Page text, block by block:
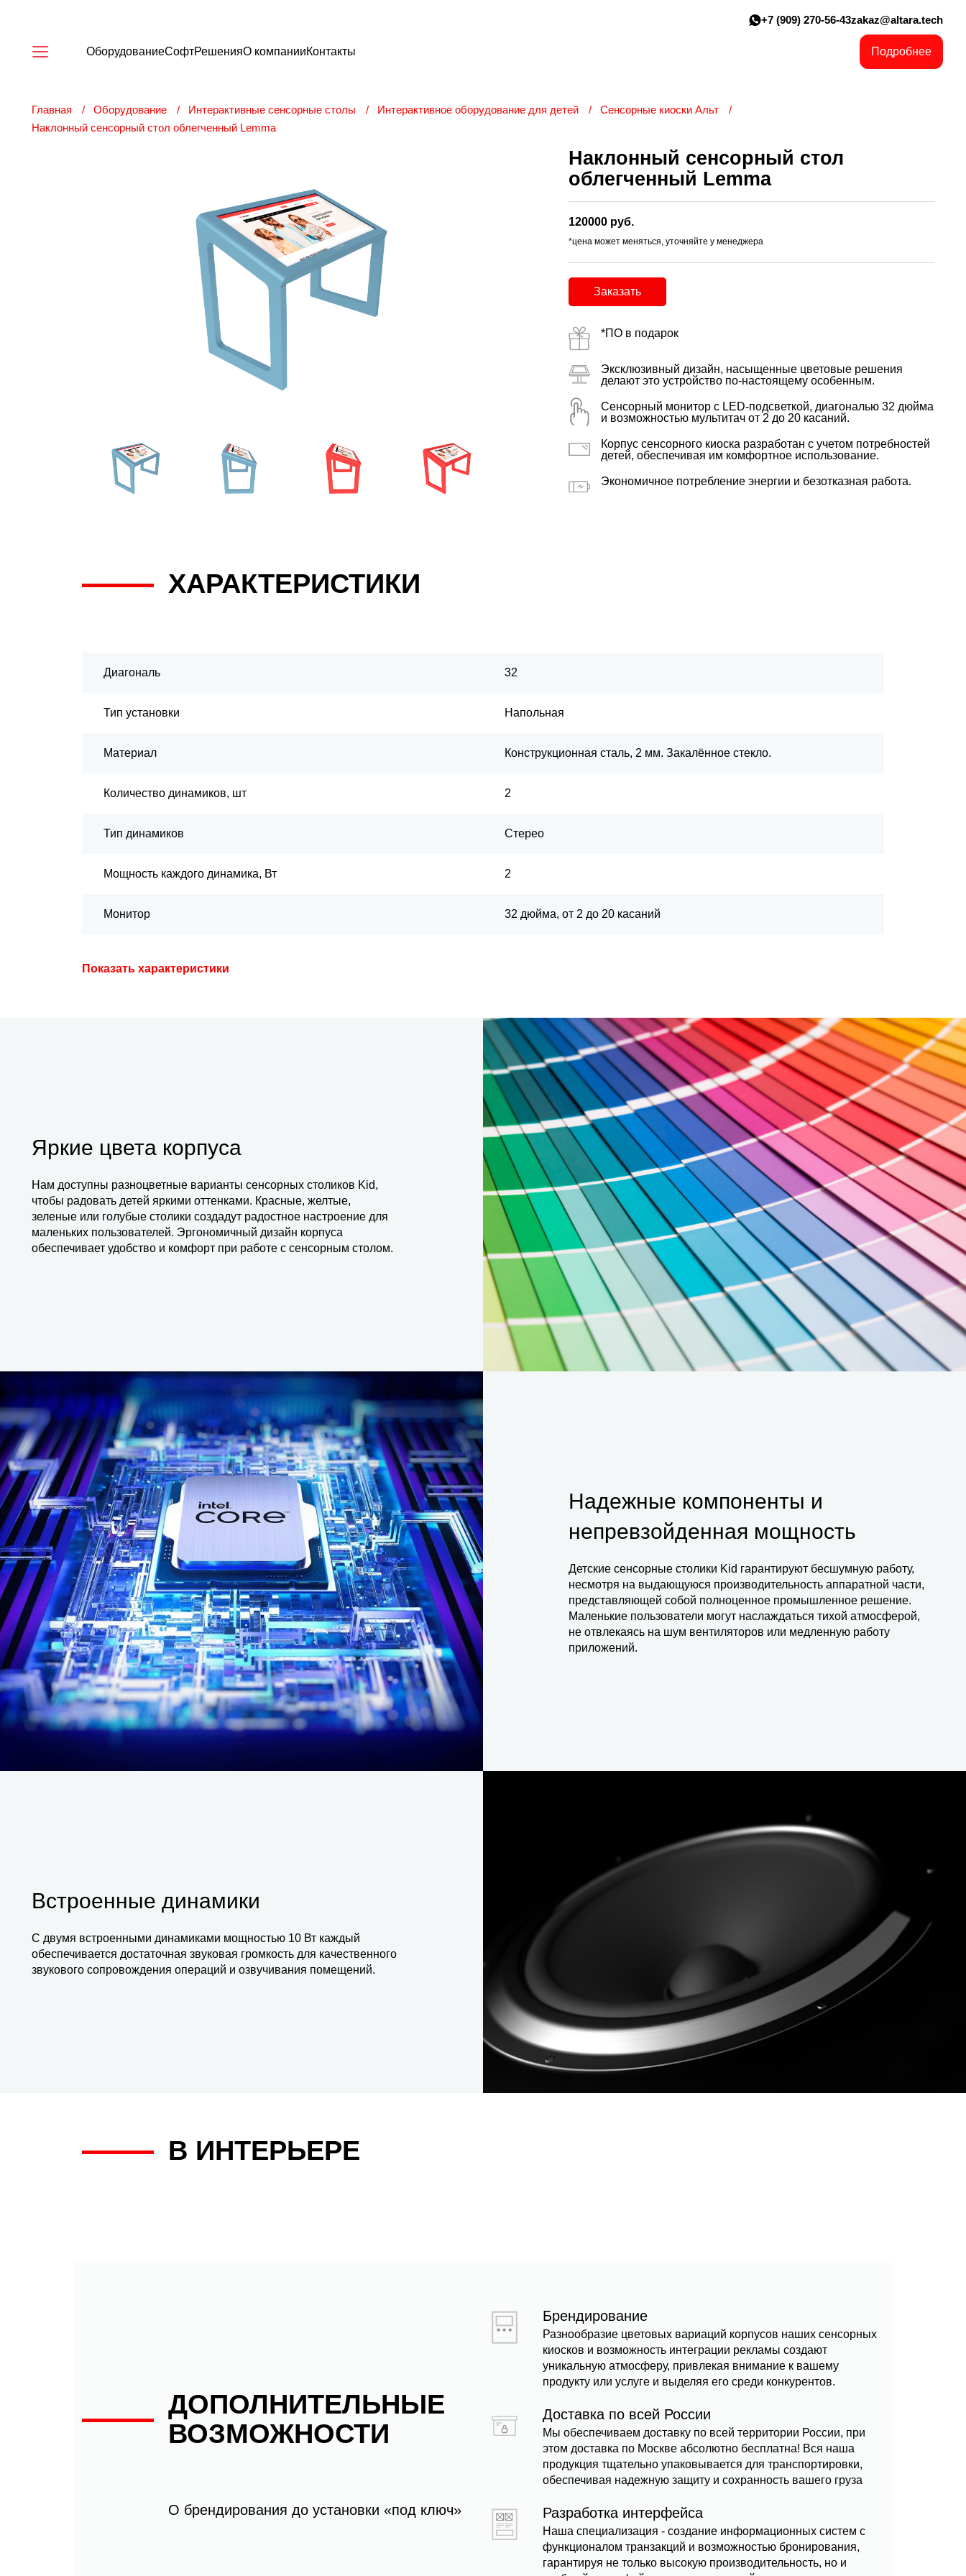
+7 (909) 270-56-43zakaz@altara.tech
ОборудованиеСофтРешенияО компанииКонтакты Подробнее
Главная Оборудование Интерактивные сенсорные столы Интерактивное оборудование для детей
Сенсорные киоски Альт
Наклонный сенсорный стол облегченный Lemma
Наклонный сенсорный стол
облегченный Lemma
120000 руб.
*цена может меняться, уточняйте у менеджера
Заказать
*ПО в подарок
Эксклюзивный дизайн, насыщенные цветовые решения
делают это устройство по-настоящему особенным.
Сенсорный монитор с LED-подсветкой, диагональю 32 дюйма
и возможностью мультитач от 2 до 20 касаний.
Корпус сенсорного киоска разработан с учетом потребностей
детей, обеспечивая им комфортное использование.
Экономичное потребление энергии и безотказная работа.
ХАРАКТЕРИСТИКИ
Диагональ 32
Тип установки Напольная
Материал Конструкционная сталь, 2 мм. Закалённое стекло.
Количество динамиков, шт 2
Тип динамиков Стерео
Мощность каждого динамика, Вт 2
Монитор 32 дюйма, от 2 до 20 касаний
Показать характеристики
Яркие цвета корпуса
Нам доступны разноцветные варианты сенсорных столиков Kid,
чтобы радовать детей яркими оттенками. Красные, желтые,
зеленые или голубые столики создадут радостное настроение для
маленьких пользователей. Эргономичный дизайн корпуса
обеспечивает удобство и комфорт при работе с сенсорным столом.
Надежные компоненты и
непревзойденная мощность
Детские сенсорные столики Kid гарантируют бесшумную работу,
несмотря на выдающуюся производительность аппаратной части,
представляющей собой полноценное промышленное решение.
Маленькие пользователи могут наслаждаться тихой атмосферой,
не отвлекаясь на шум вентиляторов или медленную работу
приложений.
Встроенные динамики
С двумя встроенными динамиками мощностью 10 Вт каждый
обеспечивается достаточная звуковая громкость для качественного
звукового сопровождения операций и озвучивания помещений.
В ИНТЕРЬЕРЕ
ДОПОЛНИТЕЛЬНЫЕ
ВОЗМОЖНОСТИ
О брендирования до установки «под ключ»
Брендирование
Разнообразие цветовых вариаций корпусов наших сенсорных
киосков и возможность интеграции рекламы создают
уникальную атмосферу, привлекая внимание к вашему
продукту или услуге и выделяя его среди конкурентов.
Доставка по всей России
Мы обеспечиваем доставку по всей территории России, при
этом доставка по Москве абсолютно бесплатна! Вся наша
продукция тщательно упаковывается для транспортировки,
обеспечивая надежную защиту и сохранность вашего груза
Разработка интерфейса
Наша специализация - создание информационных систем с
функционалом транзакций и возможностью бронирования,
гарантируя не только высокую производительность, но и